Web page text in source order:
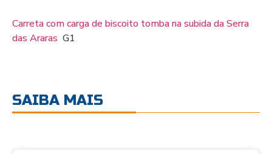
Carreta com carga de biscoito tomba na subida da Serra
das Araras G1
SAIBA MAIS